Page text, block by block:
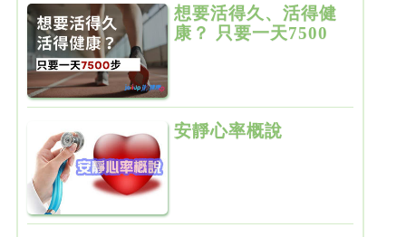
想要活得久、活得健
康？ 只要一天7500
安靜心率概說